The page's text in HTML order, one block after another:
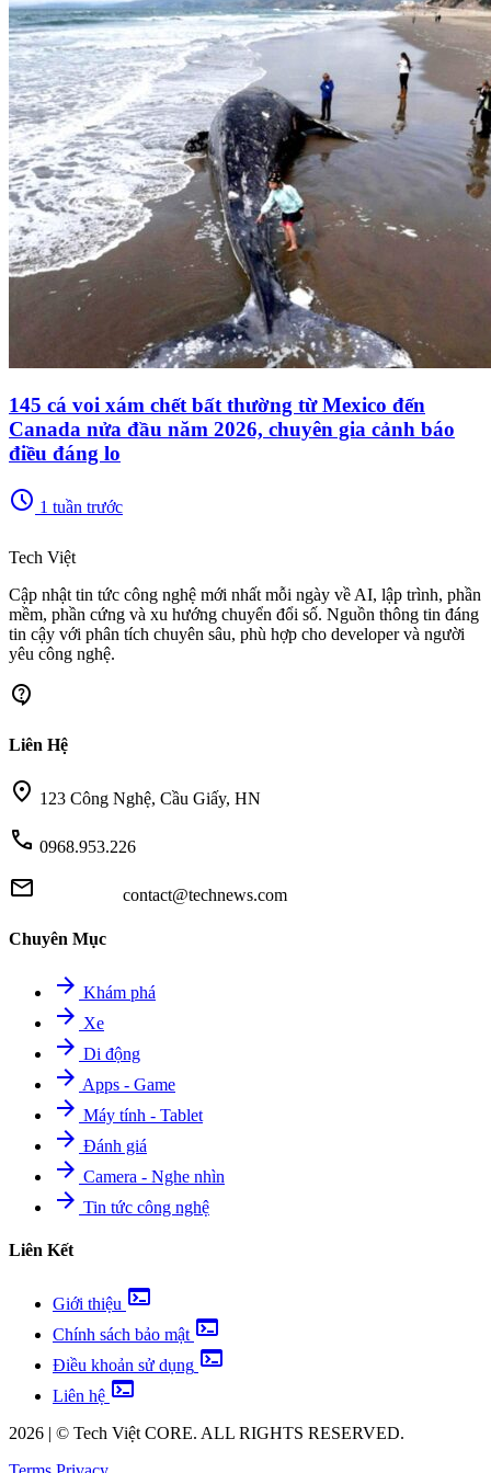
145 cá voi xám chết bất thường từ Mexico đến
Canada nửa đầu năm 2026, chuyên gia cảnh báo
điều đáng lo
schedule 1 tuần trước
Tech Việt
Cập nhật tin tức công nghệ mới nhất mỗi ngày về AI, lập trình, phần
mềm, phần cứng và xu hướng chuyển đổi số. Nguồn thông tin đáng
tin cậy với phân tích chuyên sâu, phù hợp cho developer và người
yêu công nghệ.
contact_support
Liên Hệ
location_on 123 Công Nghệ, Cầu Giấy, HN
call 0968.953.226
mail contact@technews.com
Chuyên Mục
arrow_forward Khám phá
arrow_forward Xe
arrow_forward Di động
arrow_forward Apps - Game
arrow_forward Máy tính - Tablet
arrow_forward Đánh giá
arrow_forward Camera - Nghe nhìn
arrow_forward Tin tức công nghệ
Liên Kết
Giới thiệu terminal
Chính sách bảo mật terminal
Điều khoản sử dụng terminal
Liên hệ terminal
2026 | © Tech ViệtCORE. ALL RIGHTS RESERVED.